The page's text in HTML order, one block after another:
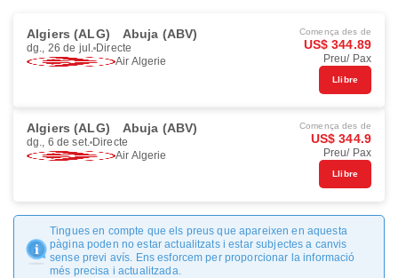
Algiers (ALG) Abuja (ABV)
dg., 26 de jul. Directe
Air Algerie
Comença des de
US$ 344.89
Preu/ Pax
Llibre
Algiers (ALG) Abuja (ABV)
dg., 6 de set. Directe
Air Algerie
Comença des de
US$ 344.9
Preu/ Pax
Llibre
Tingues en compte que els preus que apareixen en aquesta
pàgina poden no estar actualitzats i estar subjectes a canvis
sense previ avís. Ens esforcem per proporcionar la informació
més precisa i actualitzada.